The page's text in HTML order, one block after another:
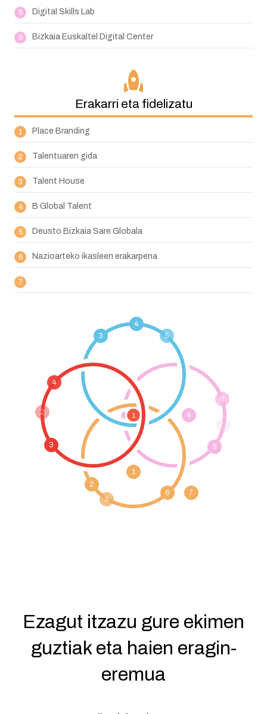
Digital Skills Lab
Bizkaia Euskaltel Digital Center
Erakarri eta fidelizatu
Place Branding
Talentuaren gida
Talent House
B Global Talent
Deusto Bizkaia Sare Globala
Nazioarteko ikasleen erakarpena
Ezagut itzazu gure ekimen
guztiak eta haien eragin-
eremua